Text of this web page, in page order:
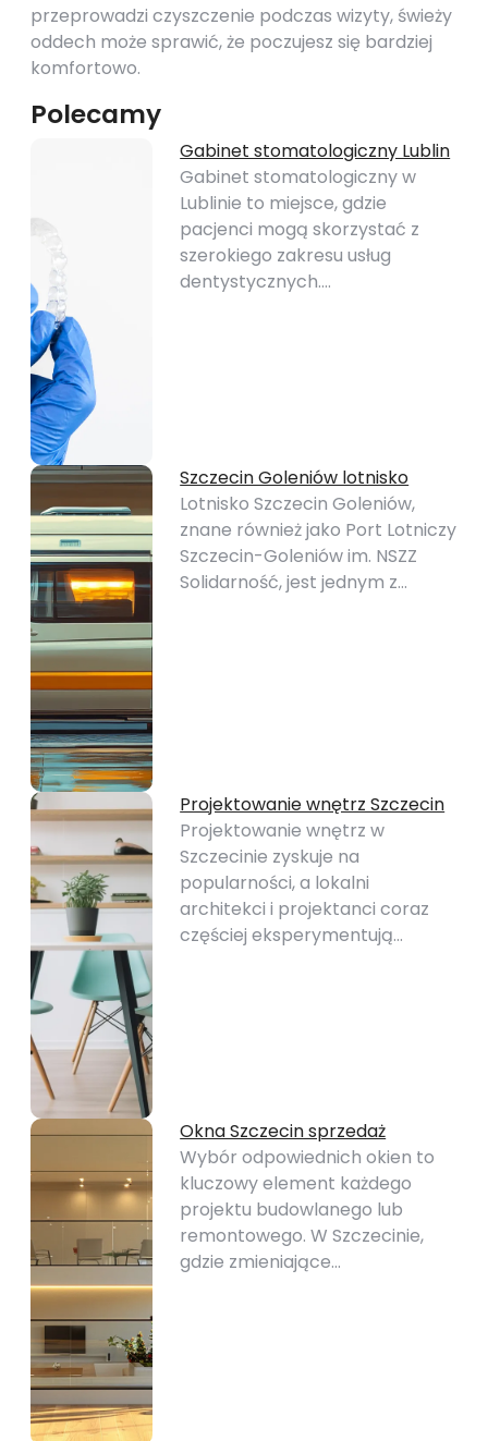
przeprowadzi czyszczenie podczas wizyty, świeży
oddech może sprawić, że poczujesz się bardziej
komfortowo.
Polecamy
Gabinet stomatologiczny Lublin
Gabinet stomatologiczny w
Lublinie to miejsce, gdzie
pacjenci mogą skorzystać z
szerokiego zakresu usług
dentystycznych.…
Szczecin Goleniów lotnisko
Lotnisko Szczecin Goleniów,
znane również jako Port Lotniczy
Szczecin-Goleniów im. NSZZ
Solidarność, jest jednym z…
Projektowanie wnętrz Szczecin
Projektowanie wnętrz w
Szczecinie zyskuje na
popularności, a lokalni
architekci i projektanci coraz
częściej eksperymentują…
Okna Szczecin sprzedaż
Wybór odpowiednich okien to
kluczowy element każdego
projektu budowlanego lub
remontowego. W Szczecinie,
gdzie zmieniające…